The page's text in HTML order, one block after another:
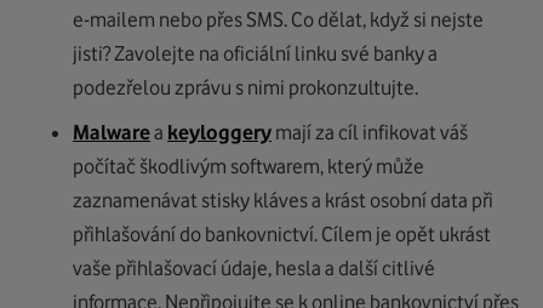
e-mailem nebo přes SMS. Co dělat, když si nejste
jisti? Zavolejte na oficiální linku své banky a
podezřelou zprávu s nimi prokonzultujte.
Malwarea keyloggery mají za cíl infikovat váš
počítač škodlivým softwarem, který může
zaznamenávat stisky kláves a krást osobní data při
přihlašování do bankovnictví. Cílem je opět ukrást
vaše přihlašovací údaje, hesla a další citlivé
informace. Nepřipojujte se k online bankovnictví přes